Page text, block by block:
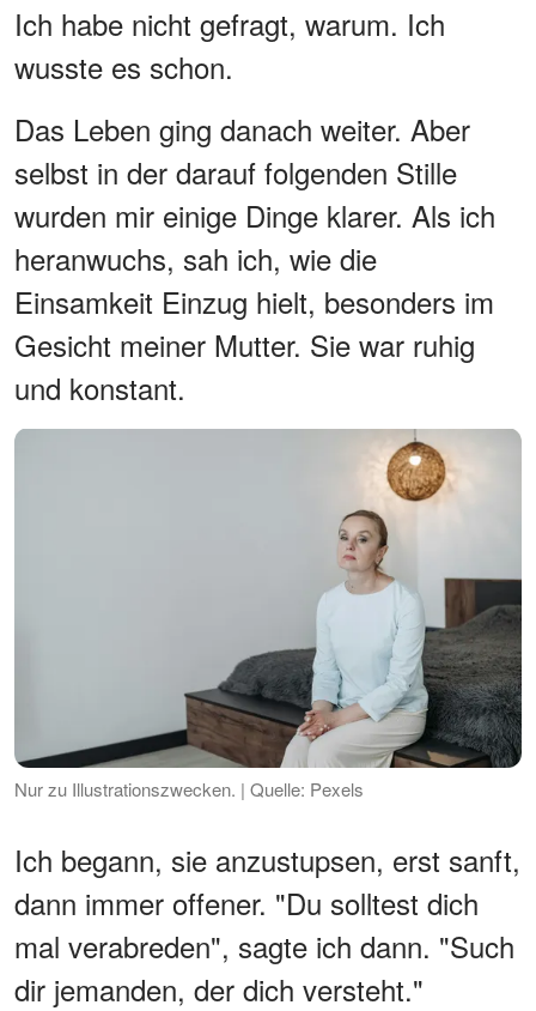
Ich habe nicht gefragt, warum. Ich
wusste es schon.
Das Leben ging danach weiter. Aber
selbst in der darauf folgenden Stille
wurden mir einige Dinge klarer. Als ich
heranwuchs, sah ich, wie die
Einsamkeit Einzug hielt, besonders im
Gesicht meiner Mutter. Sie war ruhig
und konstant.
Nur zu Illustrationszwecken. | Quelle: Pexels
Ich begann, sie anzustupsen, erst sanft,
dann immer offener. "Du solltest dich
mal verabreden", sagte ich dann. "Such
dir jemanden, der dich versteht."